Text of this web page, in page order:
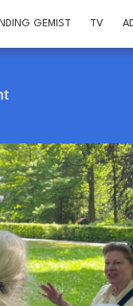
GEMIST TV